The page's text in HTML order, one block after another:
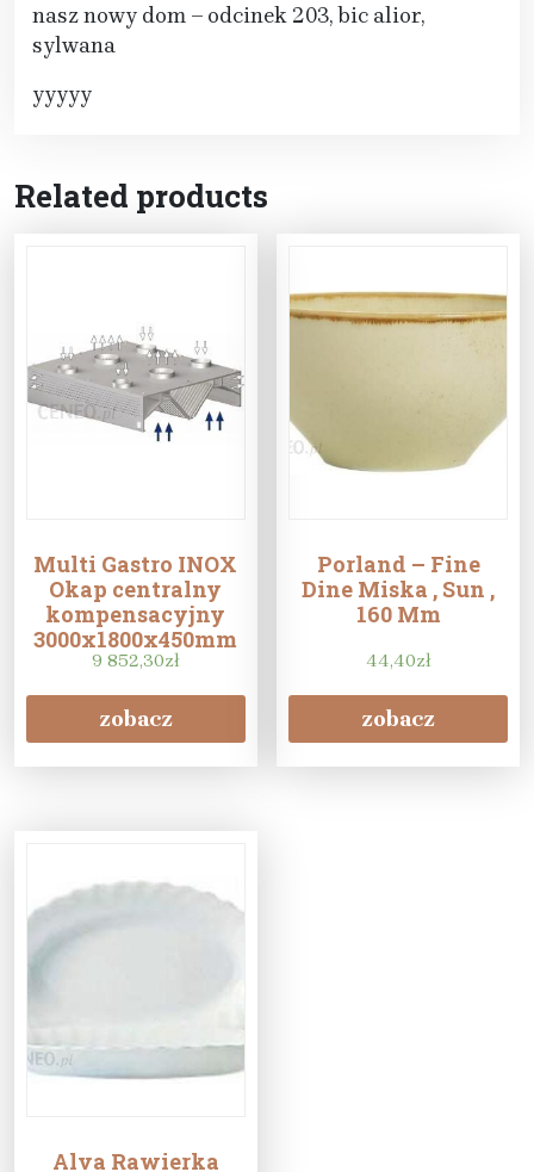
nasz nowy dom – odcinek 203, bic alior,
sylwana
yyyyy
Related products
Multi Gastro INOX
Okap centralny
kompensacyjny
3000x1800x450mm
(ock3000x1800x450)
9 852,30zł
zobacz
Porland – Fine
Dine Miska , Sun ,
160 Mm
44,40zł
zobacz
Alva Rawierka